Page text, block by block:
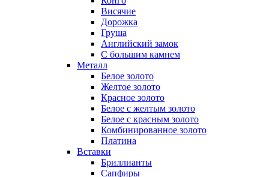
Висячие
Дорожка
Груша
Английский замок
С большим камнем
Металл
Белое золото
Желтое золото
Красное золото
Белое с желтым золото
Белое с красным золото
Комбинированное золото
Платина
Вставки
Бриллианты
Сапфиры